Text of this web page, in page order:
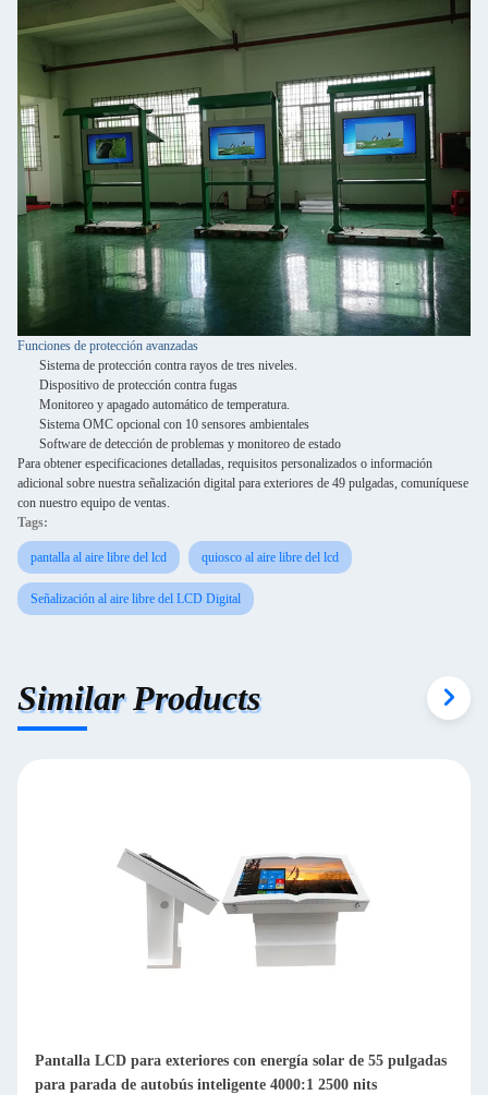
Funciones de protección avanzadas
Sistema de protección contra rayos de tres niveles.
Dispositivo de protección contra fugas
Monitoreo y apagado automático de temperatura.
Sistema OMC opcional con 10 sensores ambientales
Software de detección de problemas y monitoreo de estado
Para obtener especificaciones detalladas, requisitos personalizados o información
adicional sobre nuestra señalización digital para exteriores de 49 pulgadas, comuníquese
con nuestro equipo de ventas.
Tags:
pantalla al aire libre del lcd quiosco al aire libre del lcd
Señalización al aire libre del LCD Digital
Similar Products
Pantalla LCD publicitaria para exteriores de 43 pulgadas y
2500 nits, con soporte de suelo